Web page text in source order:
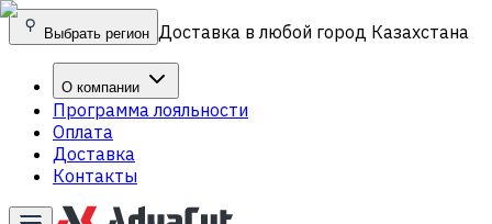
Выбрать регион Доставка в любой город Казахстана
О компании
Программа лояльности
Оплата
Доставка
Контакты